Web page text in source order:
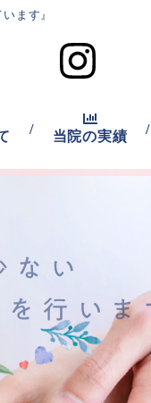
ます』
/ 当院の実績 /